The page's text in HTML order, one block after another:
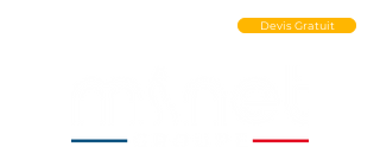
Devis Gratuit